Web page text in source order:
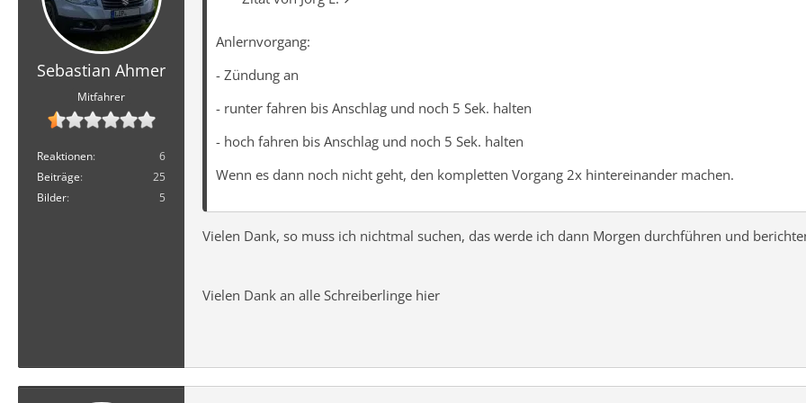
Sebastian Ahmer
Mitfahrer
Reaktionen
6
Beiträge
25
Bilder
5
Anlernvorgang:
- Zündung an
- runter fahren bis Anschlag und noch 5 Sek. halten
- hoch fahren bis Anschlag und noch 5 Sek. halten
Wenn es dann noch nicht geht, den kompletten Vorgang 2x hintereinander machen.
Vielen Dank, so muss ich nichtmal suchen, das werde ich dann Morgen durchführen und
Vielen Dank an alle Schreiberlinge hier